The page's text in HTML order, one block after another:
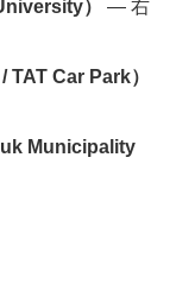
）
— 右
Car Park）
Municipality